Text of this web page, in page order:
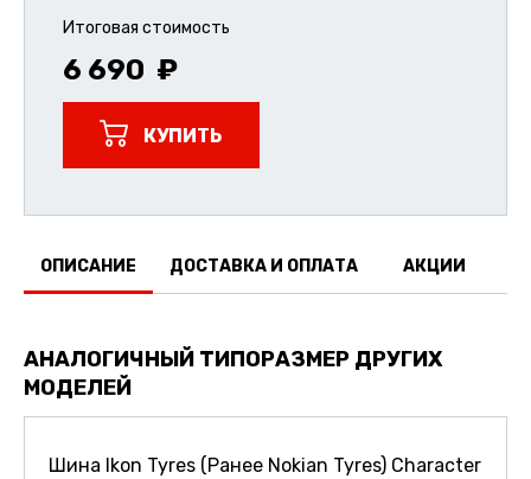
Итоговая стоимость
6 690
КУПИТЬ
ОПИСАНИЕ ДОСТАВКА И ОПЛАТА АКЦИИ
АНАЛОГИЧНЫЙ ТИПОРАЗМЕР ДРУГИХ
МОДЕЛЕЙ
Шина Ikon Tyres (Ранее Nokian Tyres) Character